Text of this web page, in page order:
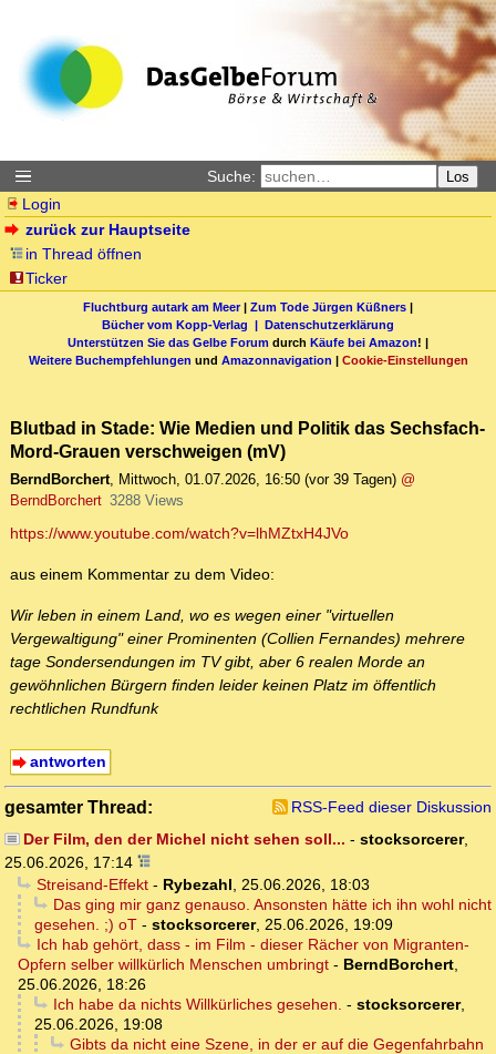
Suche: Los
Login
zurück zur Hauptseite
in Thread öffnen
Ticker
Fluchtburg autark am Meer| Zum Tode Jürgen Küßners |
Bücher vom Kopp-Verlag | Datenschutzerklärung
Unterstützen Sie das Gelbe Forum durch Käufe bei Amazon! |
Weitere Buchempfehlungen und Amazonnavigation | Cookie-Einstellungen
Blutbad in Stade: Wie Medien und Politik das Sechsfach-
Mord-Grauen verschweigen (mV)
BerndBorchert, Mittwoch, 01.07.2026, 16:50 (vor 39 Tagen) @
BerndBorchert 3288 Views
https://www.youtube.com/watch?v=lhMZtxH4JVo
aus einem Kommentar zu dem Video:
Wir leben in einem Land, wo es wegen einer "virtuellen
Vergewaltigung" einer Prominenten (Collien Fernandes) mehrere
tage Sondersendungen im TV gibt, aber 6 realen Morde an
gewöhnlichen Bürgern finden leider keinen Platz im öffentlich
rechtlichen Rundfunk
antworten
gesamter Thread:
RSS-Feed dieser Diskussion
Der Film, den der Michel nicht sehen soll... - stocksorcerer,
25.06.2026, 17:14
Streisand-Effekt- Rybezahl, 25.06.2026, 18:03
Das ging mir ganz genauso. Ansonsten hätte ich ihn wohl nicht
gesehen. ;) oT - stocksorcerer, 25.06.2026, 19:09
Ich hab gehört, dass - im Film - dieser Rächer von Migranten-
Opfern selber willkürlich Menschen umbringt - BerndBorchert,
25.06.2026, 18:26
Ich habe da nichts Willkürliches gesehen. - stocksorcerer,
25.06.2026, 19:08
Gibts da nicht eine Szene, in der er auf die Gegenfahrbahn